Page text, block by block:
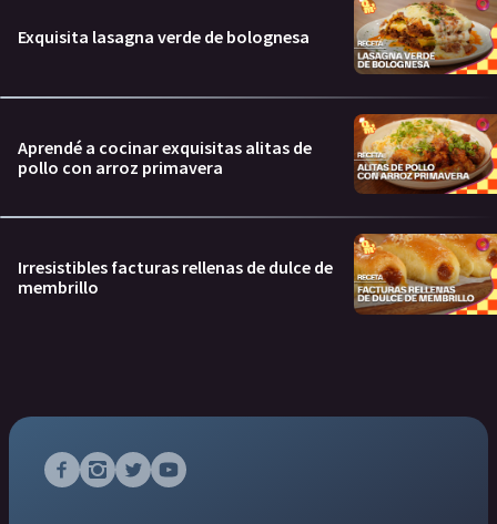
Exquisita lasagna verde de bolognesa
Aprendé a cocinar exquisitas alitas de
pollo con arroz primavera
Irresistibles facturas rellenas de dulce de
membrillo